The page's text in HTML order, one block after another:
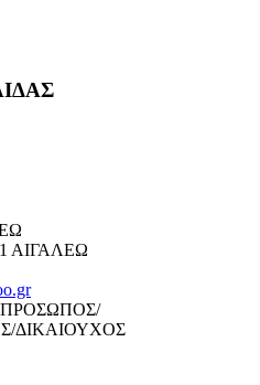
ΑΙΓΑΛΕΩ
ΔΙΚΑΙΟΥΧΟΣ